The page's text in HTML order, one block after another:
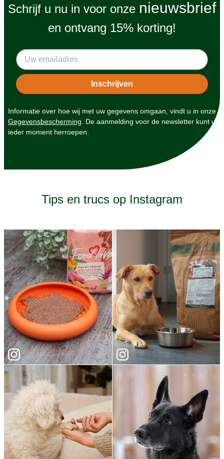
Schrijf u nu in voor onze nieuwsbrief
en ontvang 15% korting!
Informatie over hoe wij met uw gegevens omgaan, vindt u in onze
Gegevensbescherming. De aanmelding voor de newsletter kunt u
ieder moment herroepen.
Tips en trucs op Instagram